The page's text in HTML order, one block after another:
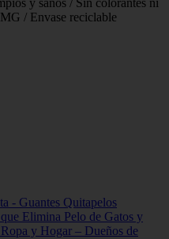
y sanos / Sin colorantes ni
/ Envase reciclable
- Guantes Quitapelos
Elimina Pelo de Gatos y
y Hogar – Dueños de